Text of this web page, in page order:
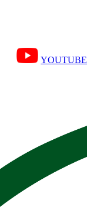
YOUTUBE